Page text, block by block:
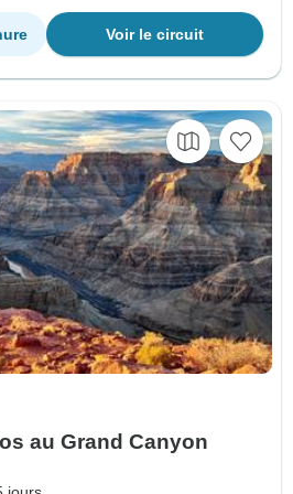
Voir le circuit
au Grand Canyon